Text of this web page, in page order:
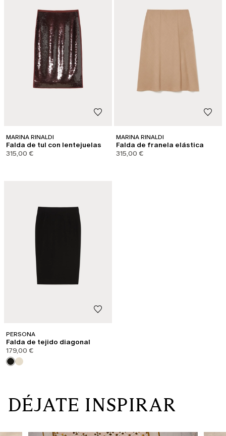
MARINA RINALDI
Falda de tul con lentejuelas
315,00 €
MARINA RINALDI
Falda de franela elástica
315,00 €
PERSONA
Falda de tejido diagonal
179,00 €
DÉJATE INSPIRAR